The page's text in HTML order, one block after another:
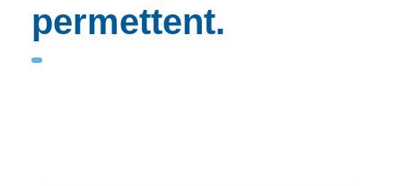
permettent.